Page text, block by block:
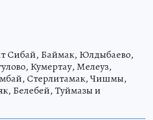
Сибай, Баймак, Юлдыбаево,
Кумертау, Мелеуз,
Стерлитамак, Чишмы,
Белебей, Туймазы и